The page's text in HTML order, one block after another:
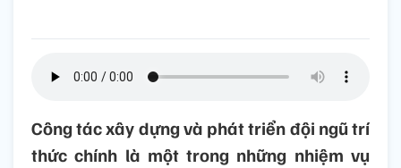
Công tác xây dựng và phát triển đội ngũ trí
thức chính là một trong những nhiệm vụ